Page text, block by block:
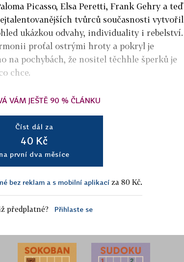
Picasso, Elsa Peretti, Frank Gehry a teď
tvůrců současnosti vytvořil
ukázkou odvahy, individuality i rebelství.
proťal ostrými hroty a pokryl je
na pochybách, že nositel těchhle šperků je
chce.
VÁM JEŠTĚ 90 % ČLÁNKU
Číst dál za
40 Kč
na první dva měsíce
bez reklam a s mobilní aplikací za 80 Kč.
předplatné? Přihlaste se